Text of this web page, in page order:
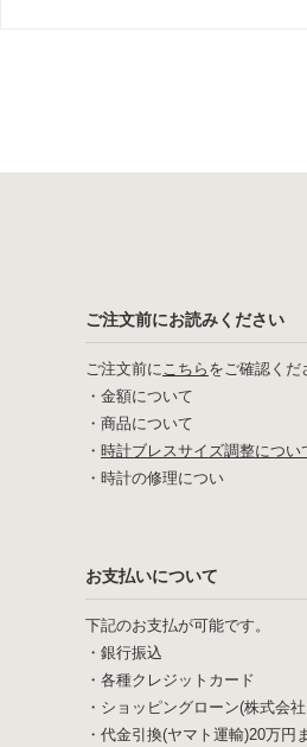
ご注文前にお読みください
ご注文前にこちら をご確認くだ
・ 金額について
・ 商品について
・ 時計ブレスサイズ調整につい
・ 時計の修理につい
お支払いについて
下記のお支払が可能です。
・銀行振込
・各種クレジットカード
・ショッピングローン(株式会
・代金引換(ヤマト運輸)20万円